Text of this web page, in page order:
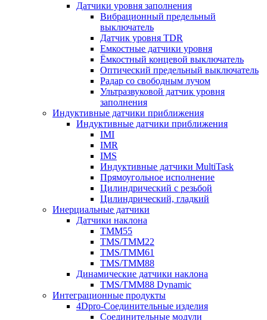
Датчики уровня заполнения
Вибрационный предельный
выключатель
Датчик уровня TDR
Емкостные датчики уровня
Ёмкостный концевой выключатель
Оптический предельный выключатель
Радар со свободным лучом
Ультразвуковой датчик уровня
заполнения
Индуктивные датчики приближения
Индуктивные датчики приближения
IMI
IMR
IMS
Индуктивные датчики MultiTask
Прямоугольное исполнение
Цилиндрический с резьбой
Цилиндрический, гладкий
Инерциальные датчики
Датчики наклона
TMM55
TMS/TMM22
TMS/TMM61
TMS/TMM88
Динамические датчики наклона
TMS/TMM88 Dynamic
Интеграционные продукты
4Dpro-Соединительные изделия
Соединительные модули